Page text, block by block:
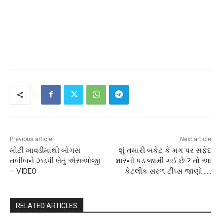
Previous article
મોટી ખાવડીમાંથી બોગસ
તબીબને ઝડપી લેતું એસઓજી
– VIDEO
Next article
શું તમારી બકેટ કે મગ પર સફેદ
ક્ષારની પડ જામી ગઈ છે ? તો આ
કેટલીક સરળ ટીપ્સ જાણો……
RELATED ARTICLES